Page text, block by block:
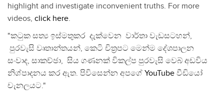
highlight and investigate inconvenient truths. For more
videos, click here.
"කටුක සත්‍ය ඉස්මතුකර දැක්වෙන වාර්තා වැඩසටහන්,
පුරවැසි වෘතාන්තයන්, කෙටි චිත්‍රපට මෙන්ම දේශපාලන
සංවාද, සාකච්ඡා, සිය ගණනක් විකල්ප පුරවැසි වෙබ් අඩවිය
නිශ්පාදනය කර ඇත. පිවිසෙන්න අපගේ YouTube වීඩියෝ
චැනලයට."